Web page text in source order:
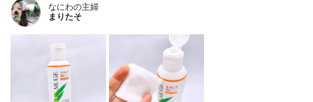
なにわの主婦
まりたそ